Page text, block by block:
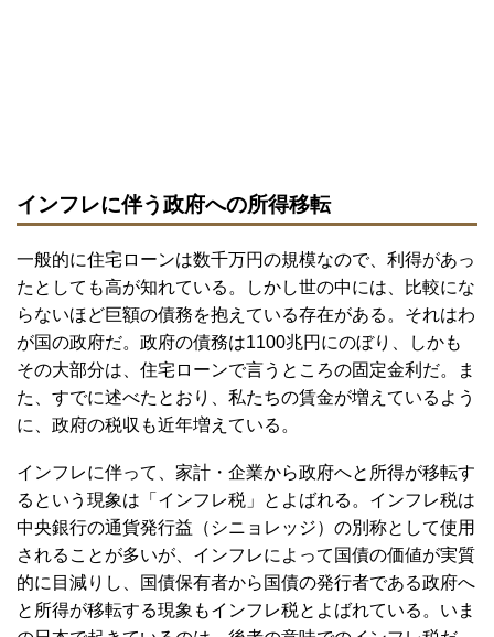
インフレに伴う政府への所得移転
一般的に住宅ローンは数千万円の規模なので、利得があっ
たとしても高が知れている。しかし世の中には、比較にな
らないほど巨額の債務を抱えている存在がある。それはわ
が国の政府だ。政府の債務は1100兆円にのぼり、しかも
その大部分は、住宅ローンで言うところの固定金利だ。ま
た、すでに述べたとおり、私たちの賃金が増えているよう
に、政府の税収も近年増えている。
インフレに伴って、家計・企業から政府へと所得が移転す
るという現象は「インフレ税」とよばれる。インフレ税は
中央銀行の通貨発行益（シニョレッジ）の別称として使用
されることが多いが、インフレによって国債の価値が実質
的に目減りし、国債保有者から国債の発行者である政府へ
と所得が移転する現象もインフレ税とよばれている。いま